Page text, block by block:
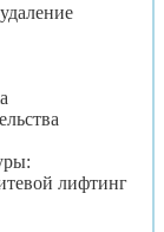
лифтинг